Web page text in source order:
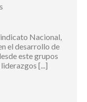
Nacional,
el desarrollo de
este grupos
[...]